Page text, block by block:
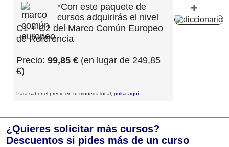
*Con este paquete de
cursos adquirirás el nivel
C1 + C2 del Marco Común Europeo
de Referencia
Precio: 99,85 € (en lugar de 249,85
€)
Para saber el precio en tu moneda local, pulsa aquí
+
¿Quieres solicitar más cursos?
Descuentos si pides más de un curso